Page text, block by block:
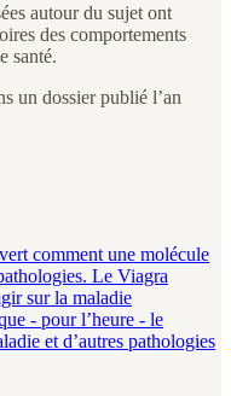
autour du sujet ont
des comportements
santé.
un dossier publié l’an
comment une molécule
Le Viagra
sur la maladie
- pour l’heure - le
et d’autres pathologies